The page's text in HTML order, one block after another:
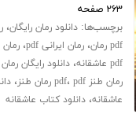
۲۶۳ صفحه
برچسب‌ها:دانلود رمان رایگان،
pdf رمان
،رمان ایرانی pdf ،رمان pdf
pdf عاشقانه ،دانلود رایگان
رمان طنز pdf
، pdf رمان طنز ،
عاشقانه،دانلود کتاب عاشقانه